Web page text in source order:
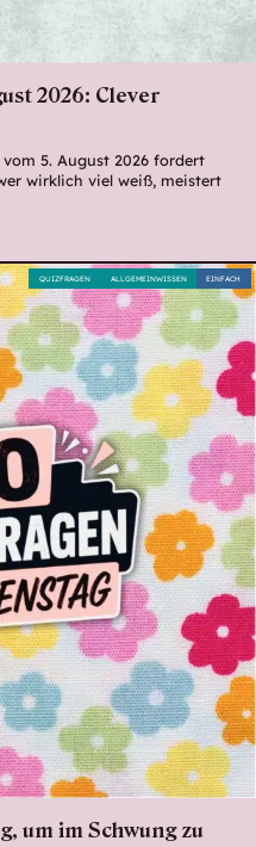
2026: Clever
vom 5. August 2026 fordert
wirklich viel weiß, meistert
um im Schwung zu
EINFACH
ALLGEMEINWISSEN
QUIZFRAGEN